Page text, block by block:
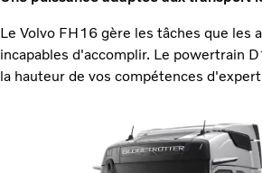
Le Volvo FH16 gère les tâches que les
incapables d'accomplir. Le powertrain
la hauteur de vos compétences